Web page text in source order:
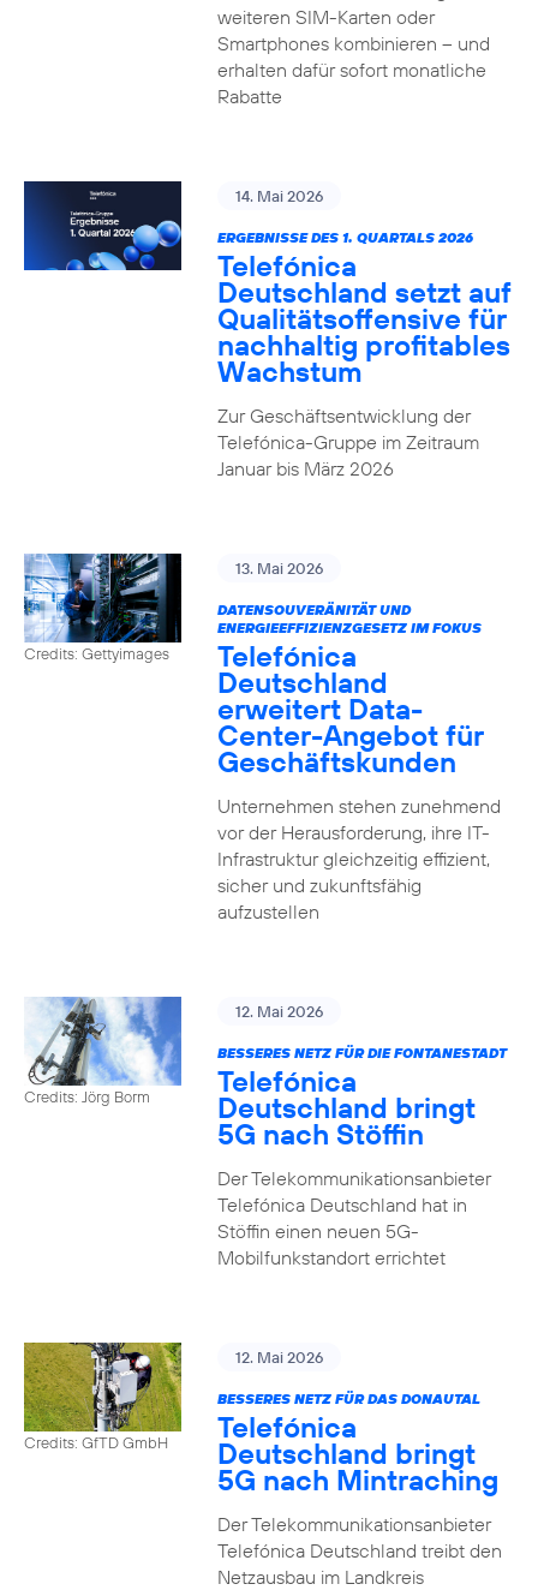
weiteren SIM-Karten oder
Smartphones kombinieren – und
erhalten dafür sofort monatliche
Rabatte
14. Mai 2026
ERGEBNISSE DES 1. QUARTALS 2026
Telefónica
Deutschland setzt auf
Qualitätsoffensive für
nachhaltig profitables
Wachstum
Zur Geschäftsentwicklung der
Telefónica-Gruppe im Zeitraum
Januar bis März 2026
Credits: Gettyimages
13. Mai 2026
DATENSOUVERÄNITÄT UND
ENERGIEEFFIZIENZGESETZ IM FOKUS
Telefónica
Deutschland
erweitert Data-
Center-Angebot für
Geschäftskunden
Unternehmen stehen zunehmend
vor der Herausforderung, ihre IT-
Infrastruktur gleichzeitig effizient,
sicher und zukunftsfähig
aufzustellen
Credits: Jörg Borm
12. Mai 2026
BESSERES NETZ FÜR DIE FONTANESTADT
Telefónica
Deutschland bringt
5G nach Stöffin
Der Telekommunikationsanbieter
Telefónica Deutschland hat in
Stöffin einen neuen 5G-
Mobilfunkstandort errichtet
Credits: GfTD GmbH
12. Mai 2026
BESSERES NETZ FÜR DAS DONAUTAL
Telefónica
Deutschland bringt
5G nach Mintraching
Der Telekommunikationsanbieter
Telefónica Deutschland treibt den
Netzausbau im Landkreis